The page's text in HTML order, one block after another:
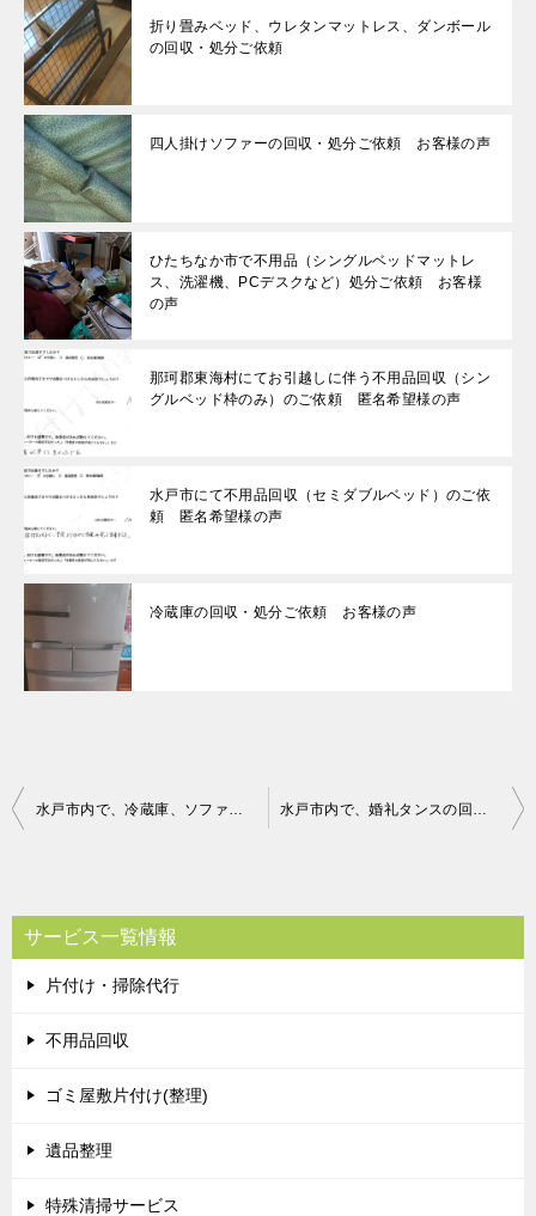
折り畳みベッド、ウレタンマットレス、ダンボール
の回収・処分ご依頼
四人掛けソファーの回収・処分ご依頼 お客様の声
ひたちなか市で不用品（シングルベッドマットレ
ス、洗濯機、PCデスクなど）処分ご依頼 お客様
の声
那珂郡東海村にてお引越しに伴う不用品回収（シン
グルベッド枠のみ）のご依頼 匿名希望様の声
水戸市にて不用品回収（セミダブルベッド）のご依
頼 匿名希望様の声
冷蔵庫の回収・処分ご依頼 お客様の声
投
ビ
ゲ
ー
シ
水戸市内で、冷蔵庫、ソファー、座椅子の回収 お客様の声 水戸市内で、婚礼タンスの回収 お客様の声
サービス一覧情報
片付け・掃除代行
不用品回収
ゴミ屋敷片付け(整理)
遺品整理
特殊清掃サービス